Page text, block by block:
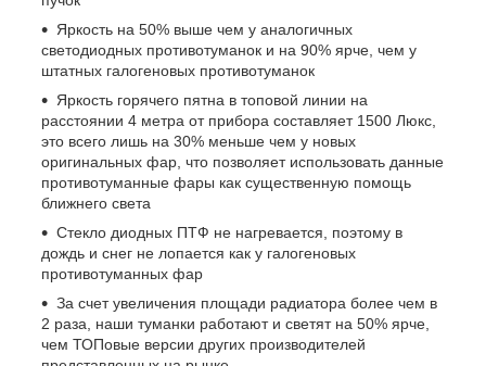
Яркость на 50% выше чем у аналогичных
светодиодных противотуманок и на 90% ярче, чем у
штатных галогеновых противотуманок
Яркость горячего пятна в топовой линии на
расстоянии 4 метра от прибора составляет 1500 Люкс,
это всего лишь на 30% меньше чем у новых
оригинальных фар, что позволяет использовать данные
противотуманные фары как существенную помощь
ближнего света
Стекло диодных ПТФ не нагревается, поэтому в
дождь и снег не лопается как у галогеновых
противотуманных фар
За счет увеличения площади радиатора более чем в
2 раза, наши туманки работают и светят на 50% ярче,
чем ТОПовые версии других производителей